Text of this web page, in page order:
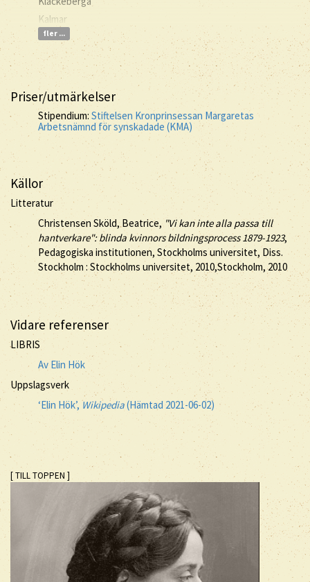
Kalmar
fler ...
Priser/utmärkelser
Stipendium: Stiftelsen Kronprinsessan Margaretas
Arbetsnämnd för synskadade (KMA)
Källor
Litteratur
Christensen Sköld, Beatrice, "Vi kan inte alla passa till
hantverkare": blinda kvinnors bildningsprocess 1879-1923,
Pedagogiska institutionen, Stockholms universitet, Diss.
Stockholm : Stockholms universitet, 2010,Stockholm, 2010
Vidare referenser
LIBRIS
Av Elin Hök
Uppslagsverk
‘Elin Hök’, Wikipedia(Hämtad 2021-06-02)
[ TILL TOPPEN ]